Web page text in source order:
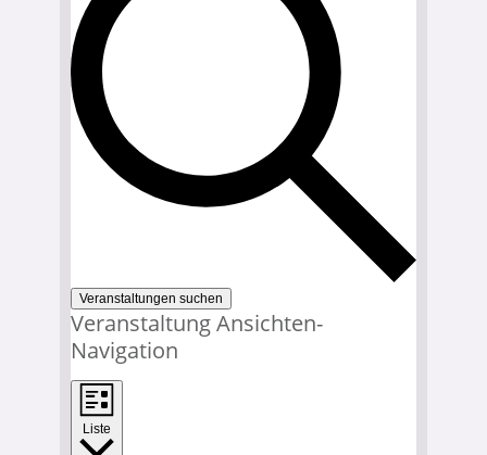
Veranstaltungen suchen
Veranstaltung Ansichten-
Navigation
Liste